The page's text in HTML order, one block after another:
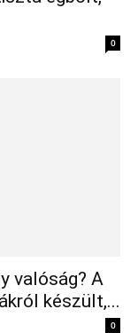
0
valóság? A
készült,...
0